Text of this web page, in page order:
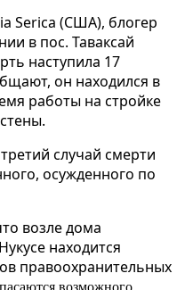
Serica (США), блогер
в пос. Таваксай
наступила 17
он находился в
работы на стройке
случай смерти
осужденного по
возле дома
находится
правоохранительных